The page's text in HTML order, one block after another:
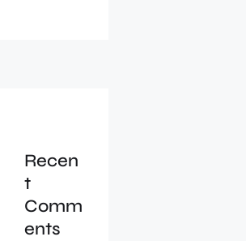
Recen
t
Comm
ents